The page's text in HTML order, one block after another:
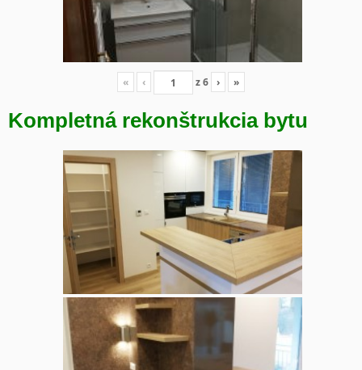
« ‹ z6 › »
Kompletná rekonštrukcia bytu